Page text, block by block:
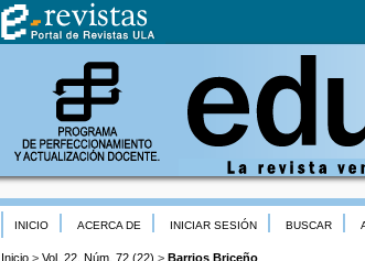
INICIO ACERCA DE INICIAR SESIÓN BUSCAR
Inicio > Vol. 22, Núm. 72 (22) > Barrios Briceño